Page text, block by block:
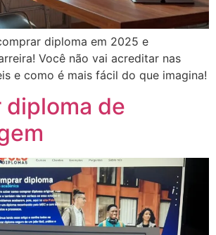
diploma em 2025 e
Você não vai acreditar nas
e como é mais fácil do que imagina!
diploma de